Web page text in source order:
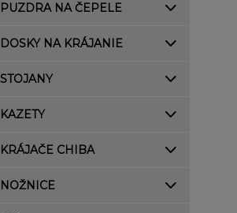
PUZDRA NA ČEPELE
DOSKY NA KRÁJANIE
STOJANY
KAZETY
KRÁJAČE CHIBA
NOŽNICE